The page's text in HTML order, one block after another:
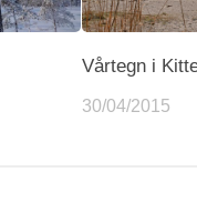
Vårtegn i
30/04/2015